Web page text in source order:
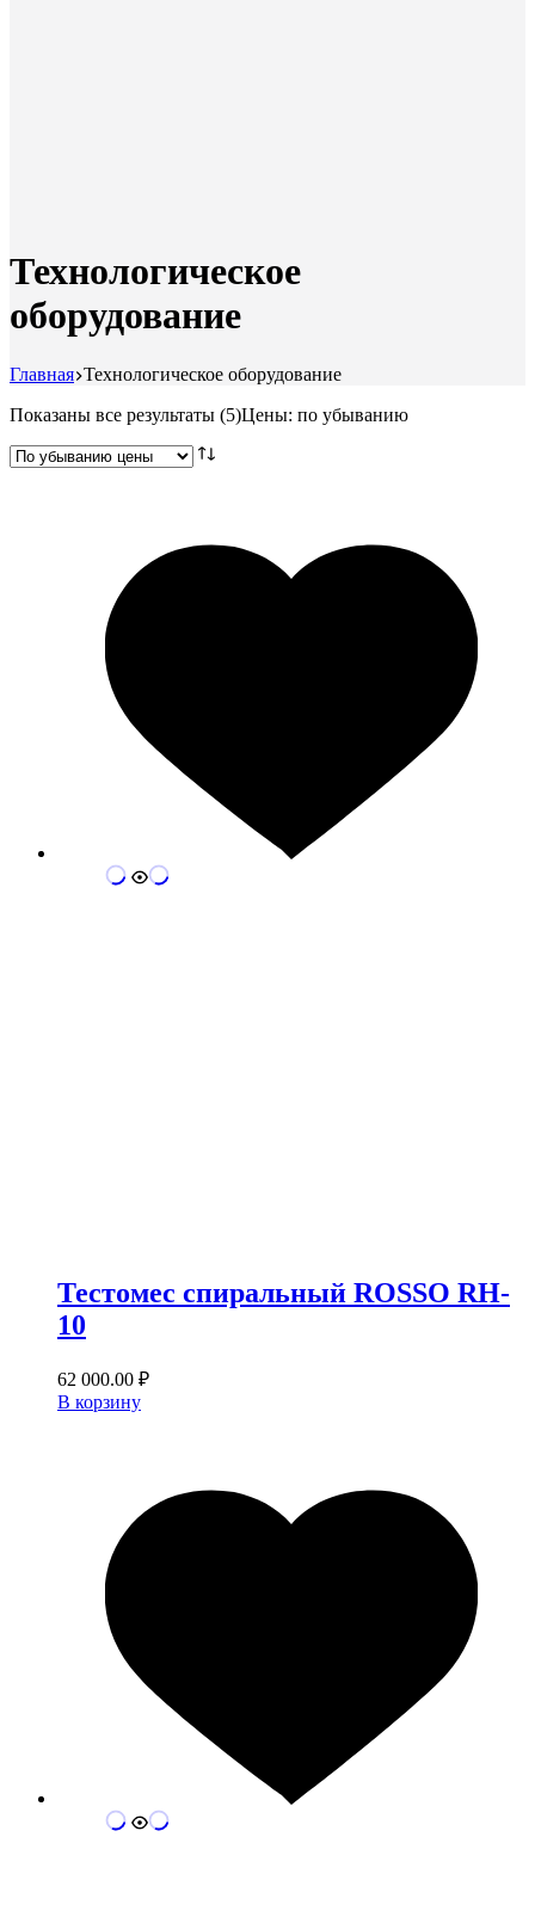
Технологическое
оборудование
Главная Технологическое оборудование
Показаны все результаты (5)Цены: по убыванию
Тестомес спиральный ROSSO RH‐
10
62 000.00 ₽
В корзину